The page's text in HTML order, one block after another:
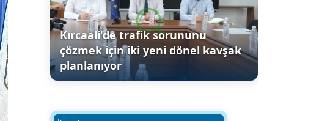
Kırcaali'de trafik sorununu
çözmek için iki yeni dönel kavşak
planlanıyor